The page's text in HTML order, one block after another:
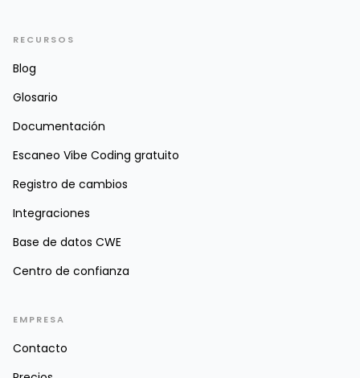
RECURSOS
Blog
Glosario
Documentación
Escaneo Vibe Coding gratuito
Registro de cambios
Integraciones
Base de datos CWE
Centro de confianza
EMPRESA
Contacto